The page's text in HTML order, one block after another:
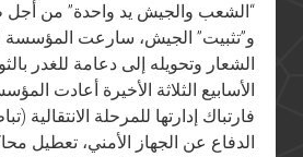
“الشعب والجيش يد واحدة” من أجل
و”تثبيت” الجيش، سارعت المؤسسة
الشعار وتحويله إلى دعامة للغدر
الأسابيع الثلاثة الأخيرة أعادت
فارتباك إدارتها للمرحلة الانتقالية
الدفاع عن الجهاز الأمني، تعطيل